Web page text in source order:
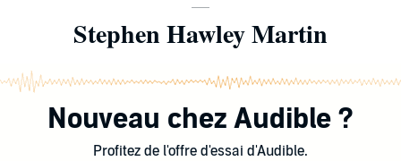
Stephen Hawley Martin
Nouveau chez Audible ?
Profitez de l'offre d'essai d'Audible.